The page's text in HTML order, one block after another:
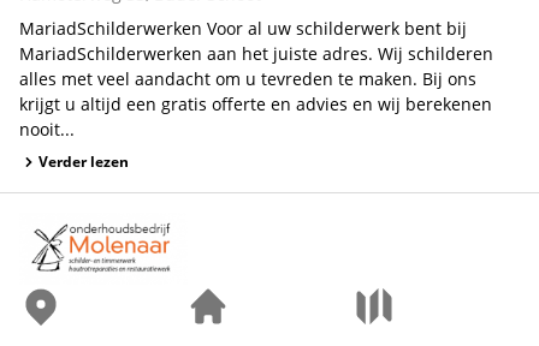
MariadSchilderwerken Voor al uw schilderwerk bent bij
MariadSchilderwerken aan het juiste adres. Wij schilderen
alles met veel aandacht om u tevreden te maken. Bij ons
krijgt u altijd een gratis offerte en advies en wij berekenen
nooit...
Verder lezen